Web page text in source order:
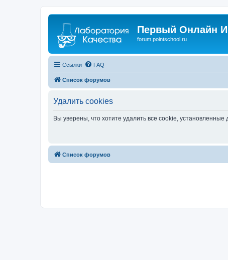
Первый Онлайн
forum.pointschool.ru
Ссылки FAQ
Список форумов
Удалить cookies
Вы уверены, что хотите удалить все cookie,
Список форумов